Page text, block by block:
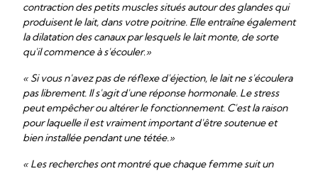
contraction des petits muscles situés autour des glandes qui
produisent le lait, dans votre poitrine. Elle entraîne également
la dilatation des canaux par lesquels le lait monte, de sorte
qu'il commence à s'écouler.»
« Si vous n'avez pas de réflexe d'éjection, le lait ne s'écoulera
pas librement. Il s'agit d'une réponse hormonale. Le stress
peut empêcher ou altérer le fonctionnement. C'est la raison
pour laquelle il est vraiment important d'être soutenue et
bien installée pendant une tétée.»
« Les recherches ont montré que chaque femme suit un